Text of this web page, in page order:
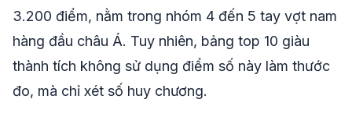
3.200 điểm, nằm trong nhóm 4 đến 5 tay vợt nam
hàng đầu châu Á. Tuy nhiên, bảng top 10 giàu
thành tích không sử dụng điểm số này làm thước
đo, mà chỉ xét số huy chương.